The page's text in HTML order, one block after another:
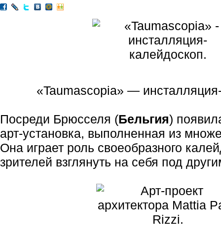
«Taumascopia» —
Посреди Брюсселя (Бельгия)
арт-установка, выполненная из
Она играет роль своеобразного
зрителей взглянуть на себя под